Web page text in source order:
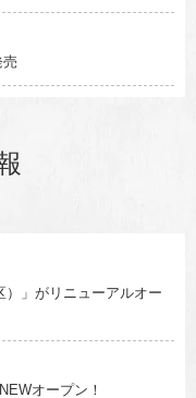
売
）」がリニューアルオー
オープン！